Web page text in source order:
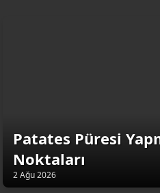
Patates Püresi
Noktaları
2 Ağu 2026